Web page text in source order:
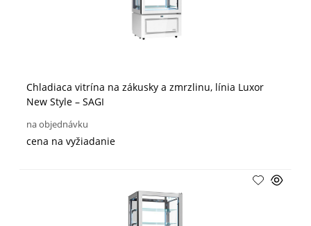
Chladiaca vitrína na zákusky a zmrzlinu, línia Luxor
New Style – SAGI
na objednávku
cena na vyžiadanie